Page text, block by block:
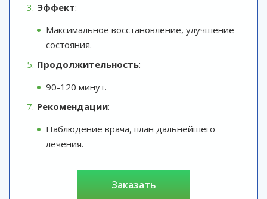
Эффект:
Максимальное восстановление, улучшение
состояния.
Продолжительность:
90-120 минут.
Рекомендации:
Наблюдение врача, план дальнейшего
лечения.
заказать